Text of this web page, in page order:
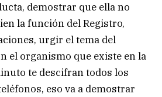
demostrar que ella no
la función del Registro,
urgir el tema del
el organismo que existe en la
te descifran todos los
eso va a demostrar